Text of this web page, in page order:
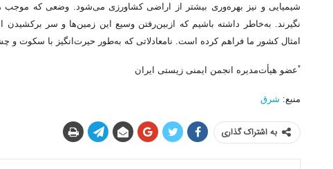
شیمیایی و نیز بهره‌وری بیشتر از اراضی کشاورزی می‌شود. وضعی که موجب
امثال کشور ما فراهم کرده است. نامعادلاتی که به‌طور حیرت‌انگیز با سکوت
*عضو هیأت‌مدیره انجمن ایمنی زیستی ایران
منبع: شرق
به اشتراک گذاری